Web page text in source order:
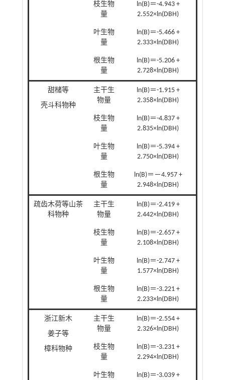
枝生物
量
ln(B)＝-4.943 +
2.552×ln(DBH)
叶生物
量
ln(B)＝-5.466 +
2.333×ln(DBH)
根生物
量
ln(B)＝-5.206 +
2.728×ln(DBH)
甜槠等
壳斗科物种
主干生
物量
ln(B)＝-1.915 +
2.358×ln(DBH)
枝生物
量
ln(B)＝-4.837 +
2.835×ln(DBH)
叶生物
量
ln(B)＝-5.394 +
2.750×ln(DBH)
根生物
量
ln(B)＝－4.957 +
2.948×ln(DBH)
疏齿木荷等山茶
科物种
主干生
物量
ln(B)＝-2.419 +
2.442×ln(DBH)
枝生物
量
ln(B)＝-2.657 +
2.108×ln(DBH)
叶生物
量
ln(B)＝-2.747 +
1.577×ln(DBH)
根生物
量
ln(B)＝-3.221 +
2.233×ln(DBH)
浙江新木
姜子等
樟科物种
主干生
物量
ln(B)＝-2.554 +
2.326×ln(DBH)
枝生物
量
ln(B)＝-3.231 +
2.294×ln(DBH)
叶生物
ln(B)＝-3.039 +